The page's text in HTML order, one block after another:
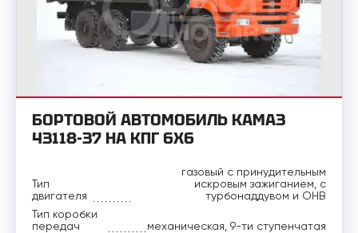
БОРТОВОЙ АВТОМОБИЛЬ КАМАЗ
43118-37 НА КПГ 6Х6
Тип
двигателя
газовый с принудительным
искровым зажиганием, с
турбонаддувом и ОНВ
Тип коробки
передач
механическая, 9-ти ступенчатая